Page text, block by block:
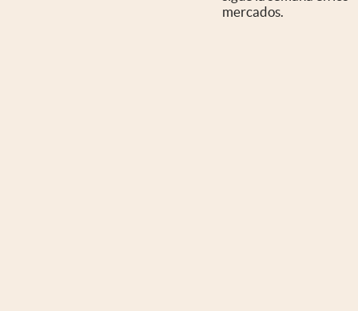
mercados.